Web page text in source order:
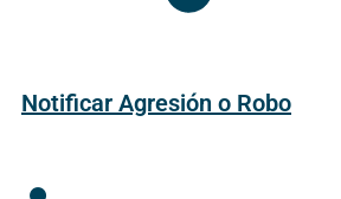
Notificar Agresión o Robo